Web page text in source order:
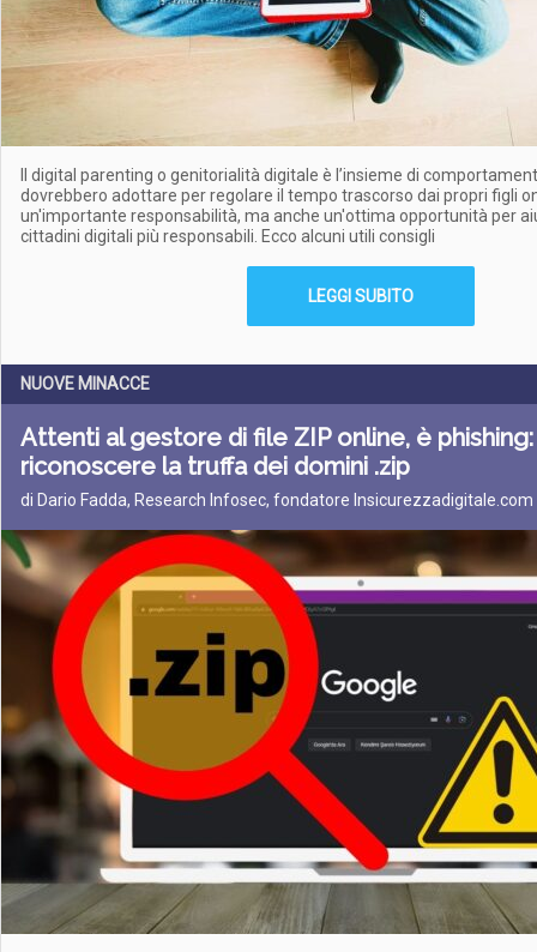
Il digital parenting o genitorialità digitale è l’insieme di
dovrebbero adottare per regolare il tempo trascorso dai propri figli
un'importante responsabilità, ma anche un'ottima opportunità per
cittadini digitali più responsabili. Ecco alcuni utili consigli
LEGGI SUBITO
NUOVE MINACCE
Attenti al gestore di file ZIP online, è
riconoscere la truffa dei domini .zip
di Dario Fadda, Research Infosec, fondatore Insicurezzadigitale.com